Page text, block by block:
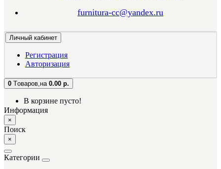
furnitura-cc@yandex.ru
Личный кабинет
Регистрация
Авторизация
0 Tоваров, на 0.00 р.
В корзине пусто!
Информация
×
Поиск
×
Категории